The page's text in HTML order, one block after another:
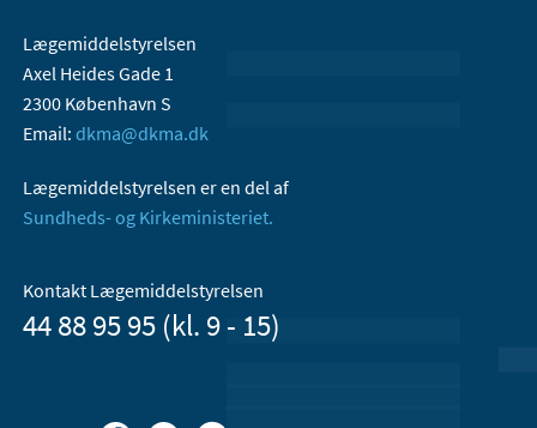
Lægemiddelstyrelsen
Axel Heides Gade 1
2300 København S
Email: dkma@dkma.dk
Lægemiddelstyrelsen er en del af
Sundheds- og Kirkeministeriet.
Kontakt Lægemiddelstyrelsen
44 88 95 95 (kl. 9 - 15)